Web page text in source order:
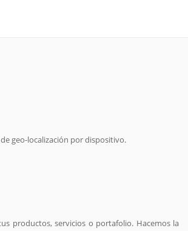
geo-localización por dispositivo.
productos, servicios o portafolio. Hacemos la